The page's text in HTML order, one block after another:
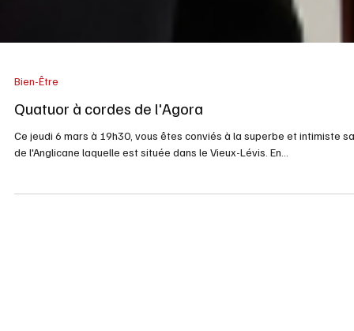
Bien-Être
Quatuor à cordes de l'Agora